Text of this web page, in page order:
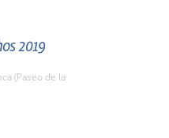
2019
(Paseo de la